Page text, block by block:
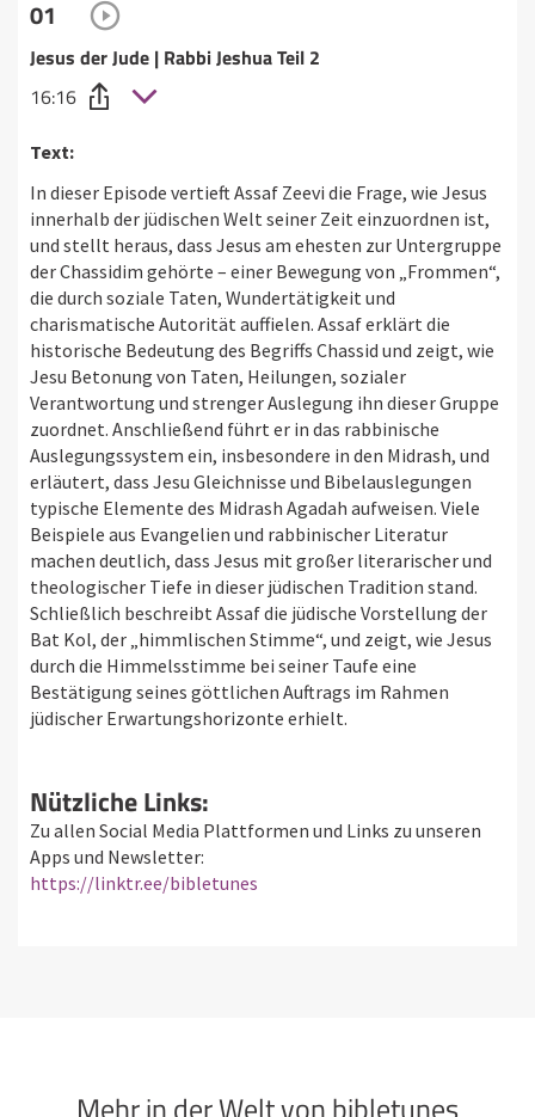
01
Jesus der Jude | Rabbi Jeshua Teil 2
16:16
Text:
In dieser Episode vertieft Assaf Zeevi die Frage, wie Jesus
innerhalb der jüdischen Welt seiner Zeit einzuordnen ist,
und stellt heraus, dass Jesus am ehesten zur Untergruppe
der Chassidim gehörte – einer Bewegung von „Frommen“,
die durch soziale Taten, Wundertätigkeit und
charismatische Autorität auffielen. Assaf erklärt die
historische Bedeutung des Begriffs Chassid und zeigt, wie
Jesu Betonung von Taten, Heilungen, sozialer
Verantwortung und strenger Auslegung ihn dieser Gruppe
zuordnet. Anschließend führt er in das rabbinische
Auslegungssystem ein, insbesondere in den Midrash, und
erläutert, dass Jesu Gleichnisse und Bibelauslegungen
typische Elemente des Midrash Agadah aufweisen. Viele
Beispiele aus Evangelien und rabbinischer Literatur
machen deutlich, dass Jesus mit großer literarischer und
theologischer Tiefe in dieser jüdischen Tradition stand.
Schließlich beschreibt Assaf die jüdische Vorstellung der
Bat Kol, der „himmlischen Stimme“, und zeigt, wie Jesus
durch die Himmelsstimme bei seiner Taufe eine
Bestätigung seines göttlichen Auftrags im Rahmen
jüdischer Erwartungshorizonte erhielt.
Nützliche Links:
Zu allen Social Media Plattformen und Links zu unseren
Apps und Newsletter:
https://linktr.ee/bibletunes
Mehr in der Welt von bibletunes